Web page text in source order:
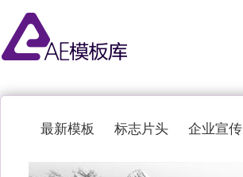
最新模板 标志片头 企业宣传